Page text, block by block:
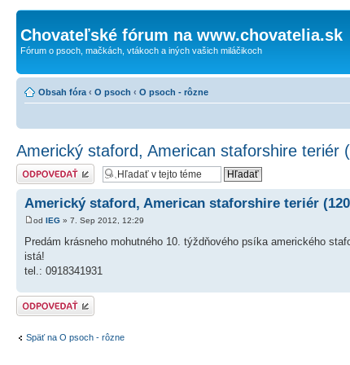
Chovateľské fórum na www.chovatelia.sk
Fórum o psoch, mačkách, vtákoch a iných vašich miláčikoch
Obsah fóra ‹ O psoch ‹ O psoch - rôzne
Americký staford, American staforshire teriér
Odoslať odpoveď
Americký staford, American staforshire teriér
od IEG » 7. Sep 2012, 12:29
Predám krásneho mohutného 10. týždňového psíka amerického
istá!
tel.: 0918341931
Odoslať odpoveď
Späť na O psoch - rôzne